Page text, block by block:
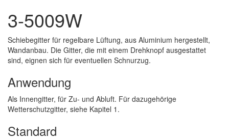
3-5009W
Schiebegitter für regelbare Lüftung, aus Aluminium hergestellt,
Wandanbau. Die Gitter, die mit einem Drehknopf ausgestattet
sind, eignen sich für eventuellen Schnurzug.
Anwendung
Als Innengitter, für Zu- und Abluft. Für dazugehörige
Wetterschutzgitter, siehe Kapitel 1.
Standard